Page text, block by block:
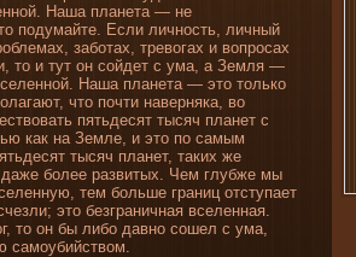
Наша планета — не
подумайте. Если личность, личный
заботах, тревогах и вопросах
то и тут он сойде­т с ума, а Земля —
Наша планета — это только
что почти наверняка, во
пятьде­сят тысяч планет с
как на Земле, и это по самым
тысяч планет, таких же
более развитых. Чем глубже мы
тем больше грани­ц отступает
это безграни­чная вселенная.
то он бы либо давно сошел с ума,
самоубийством.